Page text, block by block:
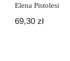
Elena Pistolesi
69,30 zł